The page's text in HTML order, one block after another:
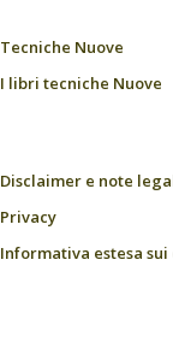
Tecniche Nuove
I libri tecniche Nuove
Disclaimer e note
Privacy
Informativa estesa sui